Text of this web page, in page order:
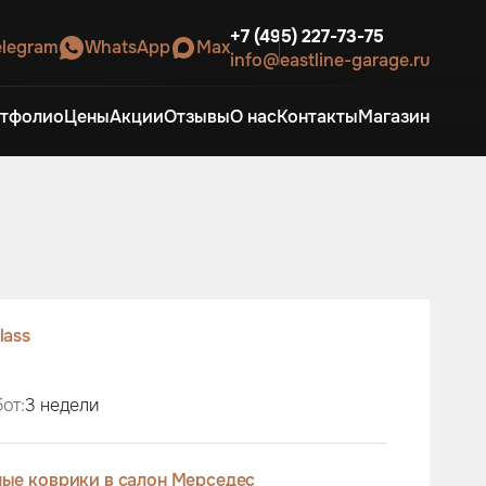
WhatsApp Max+7 (495) 227-73-75
info@eastline-garage.ru
ЦеныАкцииОтзывыО насКонтактыМагазин
3 недели
коврики в салон Мерседес